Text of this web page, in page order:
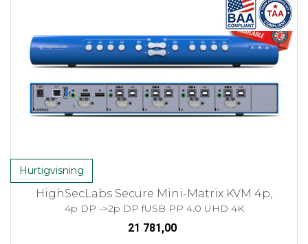
Hurtigvisning
HighSecLabs Secure Mini-Matrix KVM 4p,
4p DP ->2p DP fUSB PP 4.0 UHD 4K
21 781,00